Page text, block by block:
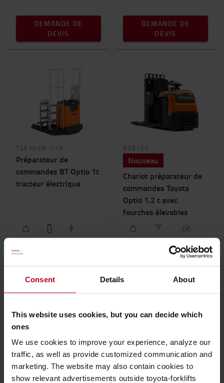
Consent Details About
This website uses cookies, but you can decide which
ones
We use cookies to improve your experience, analyze our
traffic, as well as provide customized communication and
marketing. The website may also contain cookies to
show relevant advertisements outside toyota-forklifts
DEMANDE DE
DEVIS
DEMANDE DE
DEVIS
TSE100W-713
Préparateur de
commandes BT Optio 1t
tracteur électrique
DEVIS
OSE120
Nouveau
Chariot préparateur de
commandes Toyota
Optio 1.2 t avec
fourches élevables
DEVIS